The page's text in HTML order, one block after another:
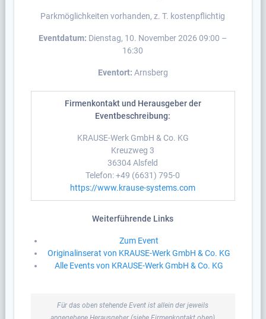
Parkmöglichkeiten vorhanden, z. T. kostenpflichtig
Eventdatum: Dienstag, 10. November 2026 09:00 –
16:30
Eventort: Arnsberg
Firmenkontakt und Herausgeber der
Eventbeschreibung:
KRAUSE-Werk GmbH & Co. KG
Kreuzweg 3
36304 Alsfeld
Telefon: +49 (6631) 795-0
https://www.krause-systems.com
Weiterführende Links
Zum Event
Originalinserat von KRAUSE-Werk GmbH & Co. KG
Alle Events von KRAUSE-Werk GmbH & Co. KG
Für das oben stehende Event ist allein der jeweils